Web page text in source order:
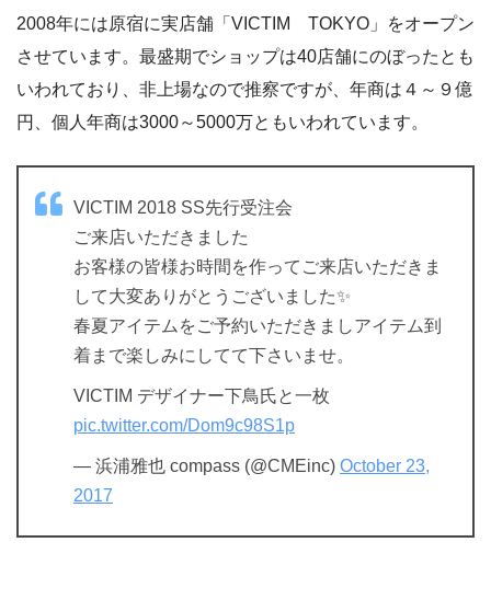
2008年には原宿に実店舗「VICTIM TOKYO」をオープン
させています。最盛期でショップは40店舗にのぼったとも
いわれており、非上場なので推察ですが、年商は４～９億
円、個人年商は3000～5000万ともいわれています。
VICTIM 2018 SS先行受注会
ご来店いただきました
お客様の皆様お時間を作ってご来店いただきま
して大変ありがとうございました✨
春夏アイテムをご予約いただきましアイテム到
着まで楽しみにしてて下さいませ。
VICTIM デザイナー下鳥氏と一枚
pic.twitter.com/Dom9c98S1p
— 浜浦雅也 compass (@CMEinc) October 23,
2017